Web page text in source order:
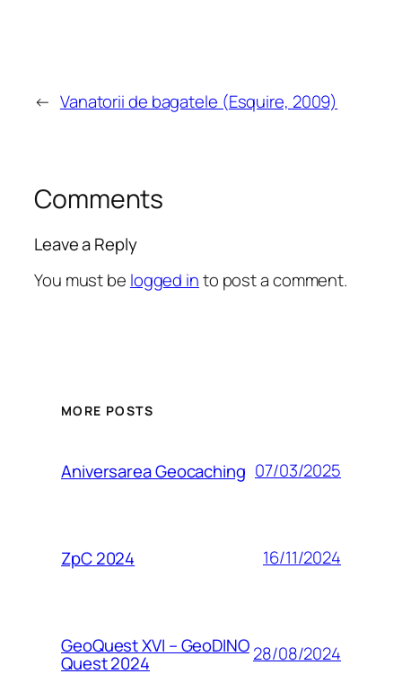
← Vanatorii de bagatele (Esquire, 2009)
Comments
Leave a Reply
You must be logged into post a comment.
MORE POSTS
Aniversarea Geocaching 07/03/2025
ZpC 2024 16/11/2024
GeoQuest XVI – GeoDINO
Quest 2024 28/08/2024